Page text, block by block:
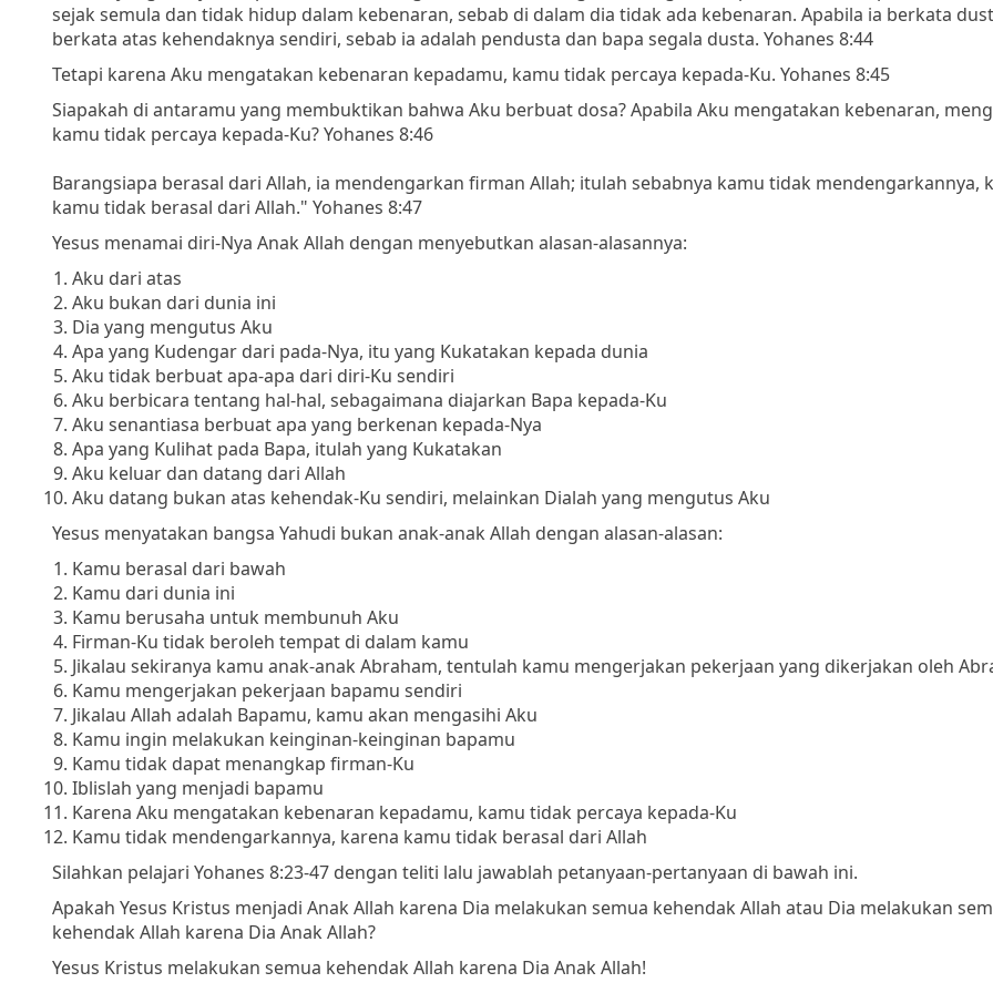
sejak semula dan tidak hidup dalam kebenaran, sebab di dalam dia tidak ada kebenaran. Apabila ia berkata
berkata atas kehendaknya sendiri, sebab ia adalah pendusta dan bapa segala dusta. Yohanes 8:44
Tetapi karena Aku mengatakan kebenaran kepadamu, kamu tidak percaya kepada-Ku. Yohanes 8:45
Siapakah di antaramu yang membuktikan bahwa Aku berbuat dosa? Apabila Aku mengatakan kebenaran,
kamu tidak percaya kepada-Ku? Yohanes 8:46
Barangsiapa berasal dari Allah, ia mendengarkan firman Allah; itulah sebabnya kamu tidak mendengarkannya,
kamu tidak berasal dari Allah." Yohanes 8:47
Yesus menamai diri-Nya Anak Allah dengan menyebutkan alasan-alasannya:
Aku dari atas
Aku bukan dari dunia ini
Dia yang mengutus Aku
Apa yang Kudengar dari pada-Nya, itu yang Kukatakan kepada dunia
Aku tidak berbuat apa-apa dari diri-Ku sendiri
Aku berbicara tentang hal-hal, sebagaimana diajarkan Bapa kepada-Ku
Aku senantiasa berbuat apa yang berkenan kepada-Nya
Apa yang Kulihat pada Bapa, itulah yang Kukatakan
Aku keluar dan datang dari Allah
Aku datang bukan atas kehendak-Ku sendiri, melainkan Dialah yang mengutus Aku
Yesus menyatakan bangsa Yahudi bukan anak-anak Allah dengan alasan-alasan:
Kamu berasal dari bawah
Kamu dari dunia ini
Kamu berusaha untuk membunuh Aku
Firman-Ku tidak beroleh tempat di dalam kamu
Jikalau sekiranya kamu anak-anak Abraham, tentulah kamu mengerjakan pekerjaan yang dikerjakan oleh
Kamu mengerjakan pekerjaan bapamu sendiri
Jikalau Allah adalah Bapamu, kamu akan mengasihi Aku
Kamu ingin melakukan keinginan-keinginan bapamu
Kamu tidak dapat menangkap firman-Ku
Iblislah yang menjadi bapamu
Karena Aku mengatakan kebenaran kepadamu, kamu tidak percaya kepada-Ku
Kamu tidak mendengarkannya, karena kamu tidak berasal dari Allah
Silahkan pelajari Yohanes 8:23-47 dengan teliti lalu jawablah petanyaan-pertanyaan di bawah ini.
Apakah Yesus Kristus menjadi Anak Allah karena Dia melakukan semua kehendak Allah atau Dia melakukan
kehendak Allah karena Dia Anak Allah?
Yesus Kristus melakukan semua kehendak Allah karena Dia Anak Allah!